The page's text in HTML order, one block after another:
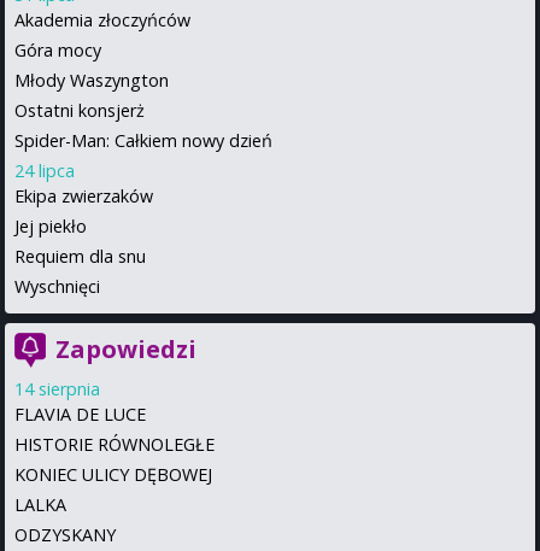
Akademia złoczyńców
Góra mocy
Młody Waszyngton
Ostatni konsjerż
Spider-Man: Całkiem nowy dzień
24 lipca
Ekipa zwierzaków
Jej piekło
Requiem dla snu
Wyschnięci
Zapowiedzi
14 sierpnia
FLAVIA DE LUCE
HISTORIE RÓWNOLEGŁE
KONIEC ULICY DĘBOWEJ
LALKA
ODZYSKANY